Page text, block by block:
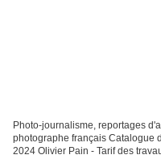
Photo-journalisme, reportages
photographe français Catalogue
2024 Olivier Pain - Tarif des travaux photo OLIVIER PAIN 2024.pdf